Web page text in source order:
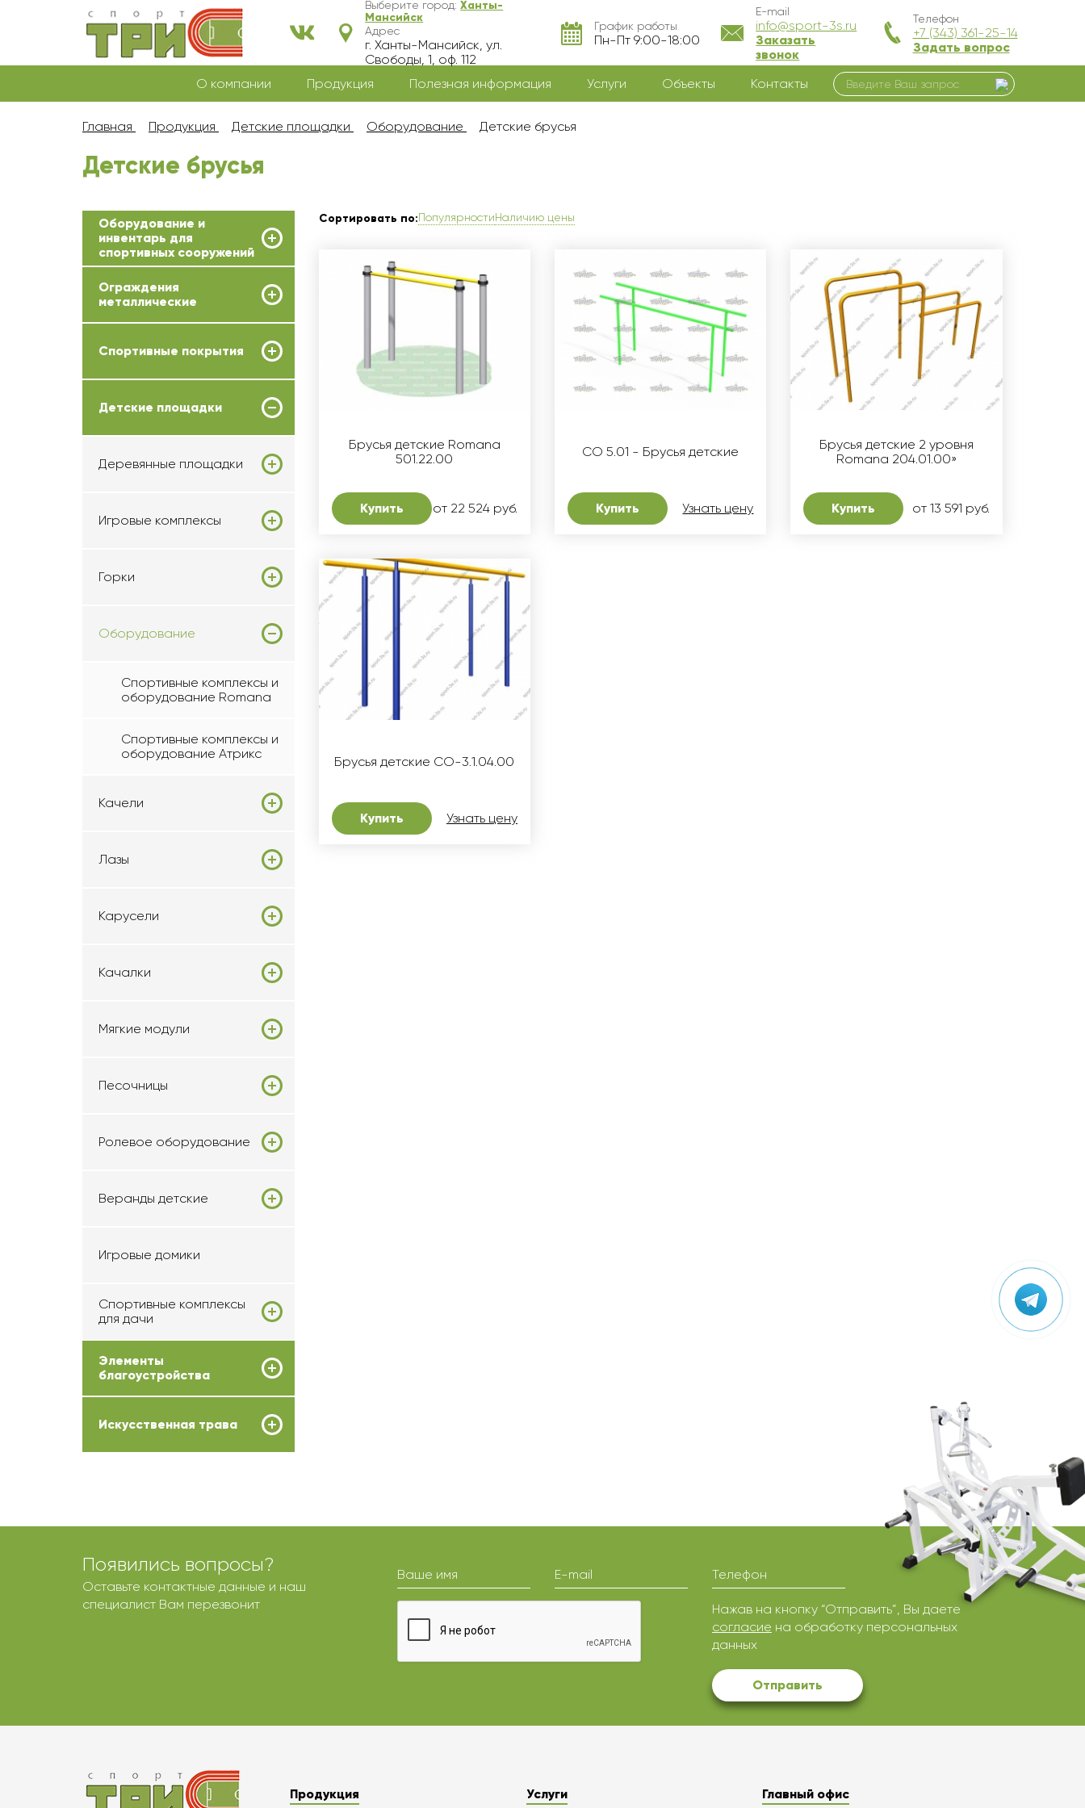
Выберите город:Ханты-
Мансийск
Адрес
г. Ханты-Мансийск, ул.
Свободы, 1, оф. 112
График работы
Пн-Пт 9:00-18:00
E-mail
info@sport-3s.ru
Заказать
звонок
Телефон
+7 (343) 361-25-14
Задать вопрос
О компании Продукция Полезная информация Услуги Объекты Контакты
Главная Продукция Детские площадки Оборудование Детские брусья
Детские брусья
Оборудование и
инвентарь для
спортивных сооружений
Ограждения
металлические
Спортивные покрытия
Детские площадки
Деревянные площадки
Игровые комплексы
Горки
Оборудование
Спортивные комплексы и
оборудование Romana
Спортивные комплексы и
оборудование Атрикс
Качели
Лазы
Карусели
Качалки
Мягкие модули
Песочницы
Ролевое оборудование
Веранды детские
Игровые домики
Спортивные комплексы
для дачи
Элементы
благоустройства
Искусственная трава
Сортировать по:ПопулярностиНаличию цены
Брусья детские Romana
501.22.00
Купить от 22 524 руб.
СО 5.01 - Брусья детские
Купить Узнать цену
Брусья детские 2 уровня
Romana 204.01.00»
Купить от 13 591 руб.
Брусья детские СО-3.1.04.00
Купить Узнать цену
Появились вопросы?
Оставьте контактные данные и наш
специалист Вам перезвонит
Ваше имя E-mail Телефон
Нажав на кнопку “Отправить”, Вы даете
согласие на обработку персональных
данных
Отправить
Продукция Услуги Главный офис